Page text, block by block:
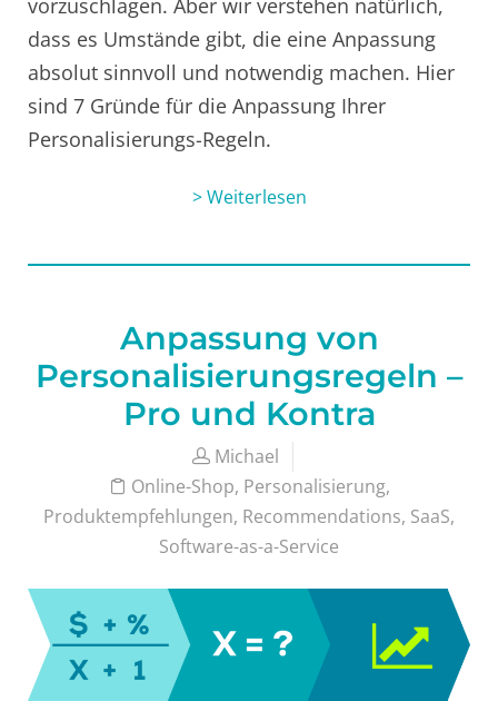
vorzuschlagen. Aber wir verstehen natürlich,
dass es Umstände gibt, die eine Anpassung
absolut sinnvoll und notwendig machen. Hier
sind 7 Gründe für die Anpassung Ihrer
Personalisierungs-Regeln.
> Weiterlesen
Anpassung von
Personalisierungsregeln –
Pro und Kontra
Michael
Online-Shop, Personalisierung,
Produktempfehlungen, Recommendations, SaaS,
Software-as-a-Service